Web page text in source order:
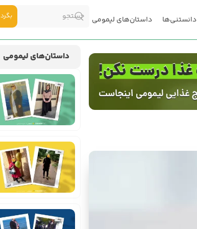
دانستنی‌ها داستان‌های لیمومی بگرد
داستان‌های لیمومی